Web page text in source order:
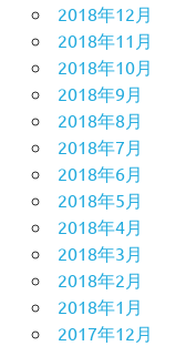
2018年12月
2018年11月
2018年10月
2018年9月
2018年8月
2018年7月
2018年6月
2018年5月
2018年4月
2018年3月
2018年2月
2018年1月
2017年12月